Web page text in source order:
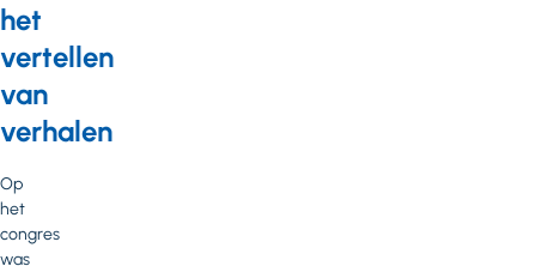
het
vertellen
van
verhalen
Op
het
congres
was